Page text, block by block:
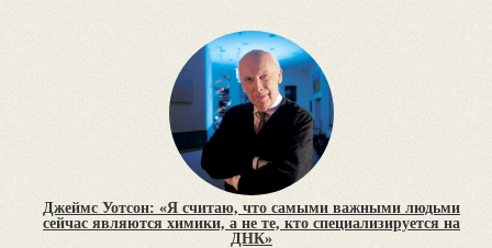
Джеймс Уотсон: «Я считаю, что самыми важными людьми
сейчас являются химики, а не те, кто специализируется на
ДНК»